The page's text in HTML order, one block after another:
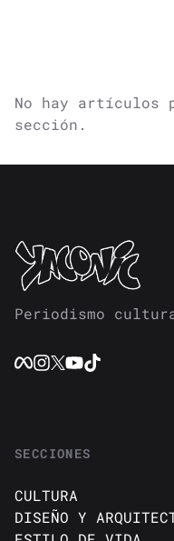
No hay artículos
sección.
Periodismo
SECCIONES
CULTURA
DISEÑO Y